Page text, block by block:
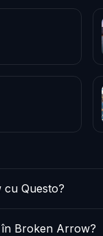
Questo?
Broken Arrow?